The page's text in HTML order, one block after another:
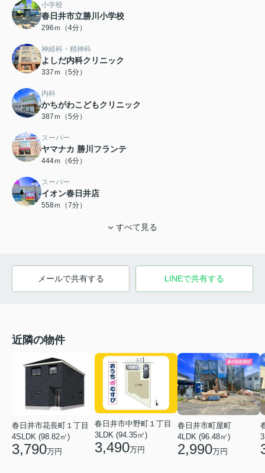
小学校
春日井市立勝川小学校
296ｍ（4分）
神経科・精神科
よしだ内科クリニック
337ｍ（5分）
内科
かちがわこどもクリニック
387ｍ（5分）
スーパー
ヤマナカ 勝川フランテ
444ｍ（6分）
スーパー
イオン春日井店
558ｍ（7分）
すべて見る
メールで共有する LINEで共有する
近隣の物件
春日井市花長町１丁目
4SLDK (98.82㎡)
3,790万円
春日井市中野町１丁目
3LDK (94.35㎡)
3,490万円
春日井市町屋町
4LDK (96.48㎡)
2,990万円